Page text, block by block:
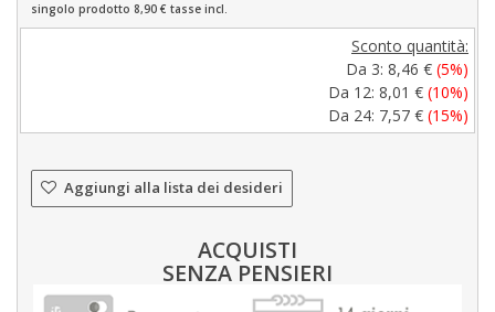
singolo prodotto 8,90 € tasse incl.
Sconto quantità:
Da 3: 8,46 € (5%)
Da 12: 8,01 € (10%)
Da 24: 7,57 € (15%)
Aggiungi alla lista dei desideri
ACQUISTI
SENZA PENSIERI